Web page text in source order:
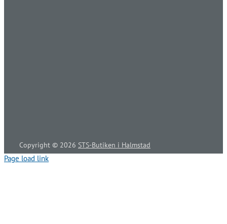
Copyright © 2026 STS-Butiken i Halmstad
Page load link